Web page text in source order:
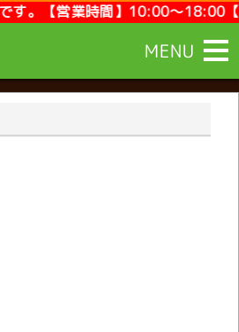
～18:00【定休日】毎週月曜,第2第
MENU